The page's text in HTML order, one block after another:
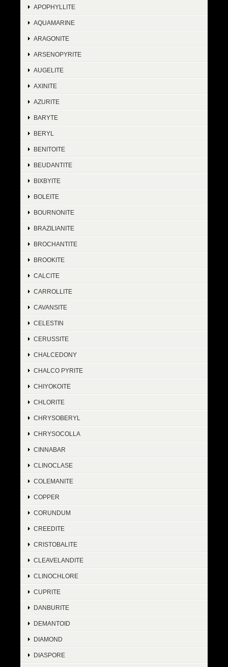
APOPHYLLITE
AQUAMARINE
ARAGONITE
ARSENOPYRITE
AUGELITE
AXINITE
AZURITE
BARYTE
BERYL
BENITOITE
BEUDANTITE
BIXBYITE
BOLEITE
BOURNONITE
BRAZILIANITE
BROCHANTITE
BROOKITE
CALCITE
CARROLLITE
CAVANSITE
CELESTIN
CERUSSITE
CHALCEDONY
CHALCO PYRITE
CHIYOKOITE
CHLORITE
CHRYSOBERYL
CHRYSOCOLLA
CINNABAR
CLINOCLASE
COLEMANITE
COPPER
CORUNDUM
CREEDITE
CRISTOBALITE
CLEAVELANDITE
CLINOCHLORE
CUPRITE
DANBURITE
DEMANTOID
DIAMOND
DIASPORE